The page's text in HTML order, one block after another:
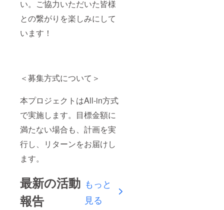
い。ご協力いただいた皆様
との繋がりを楽しみにして
います！
＜募集方式について＞
本プロジェクトはAll-in方式
で実施します。目標金額に
満たない場合も、計画を実
行し、リターンをお届けし
ます。
最新の活動
報告
もっと
見る